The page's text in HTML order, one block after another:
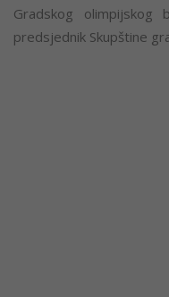
Gradskog olimpijskog
predsjednik Skupštine